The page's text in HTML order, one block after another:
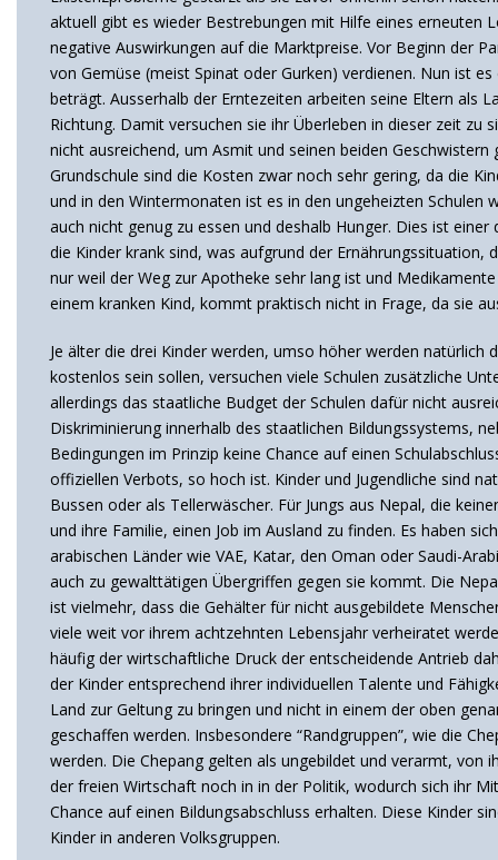
aktuell gibt es wieder Bestrebungen mit Hilfe eines erneuten
negative Auswirkungen auf die Marktpreise. Vor Beginn der
von Gemüse (meist Spinat oder Gurken) verdienen. Nun ist
beträgt. Ausserhalb der Erntezeiten arbeiten seine Eltern als
Richtung. Damit versuchen sie ihr Überleben in dieser zeit
nicht ausreichend, um Asmit und seinen beiden
Grundschule sind die Kosten zwar noch sehr gering, da die
und in den Wintermonaten ist es in den ungeheizten Schulen
auch nicht genug zu essen und deshalb Hunger. Dies ist
die Kinder krank sind, was aufgrund der
nur weil der Weg zur Apotheke sehr lang ist und
einem kranken Kind, kommt praktisch nicht in Frage, da sie
Je älter die drei Kinder werden, umso höher werden
kostenlos sein sollen, versuchen viele Schulen zusätzliche
allerdings das staatliche Budget der Schulen dafür nicht
Diskriminierung innerhalb des staatlichen Bildungssystems,
Bedingungen im Prinzip keine Chance auf einen
offiziellen Verbots, so hoch ist. Kinder und Jugendliche sind
Bussen oder als Tellerwäscher. Für Jungs aus Nepal, die
und ihre Familie, einen Job im Ausland zu finden. Es haben
arabischen Länder wie VAE, Katar, den Oman oder Saudi-
auch zu gewalttätigen Übergriffen gegen sie kommt. Die
ist vielmehr, dass die Gehälter für nicht ausgebildete
viele weit vor ihrem achtzehnten Lebensjahr verheiratet
häufig der wirtschaftliche Druck der entscheidende Antrieb
der Kinder entsprechend ihrer individuellen Talente und
Land zur Geltung zu bringen und nicht in einem der oben
geschaffen werden. Insbesondere “Randgruppen”, wie die
werden. Die Chepang gelten als ungebildet und verarmt,
der freien Wirtschaft noch in in der Politik, wodurch sich ihr
Chance auf einen Bildungsabschluss erhalten. Diese Kinder
Kinder in anderen Volksgruppen.